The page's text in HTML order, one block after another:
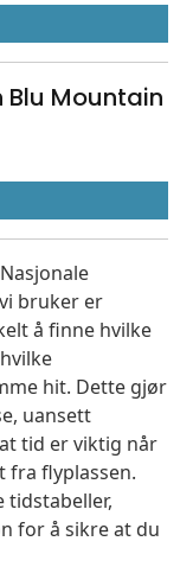
Blu Mountain
bruker er
å finne hvilke
hit. Dette gjør
uansett
tid er viktig når
fra flyplassen.
for å sikre at du